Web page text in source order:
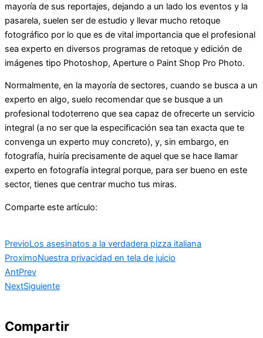
mayoría de sus reportajes, dejando a un lado los eventos y la
pasarela, suelen ser de estudio y llevar mucho retoque
fotográfico por lo que es de vital importancia que el profesional
sea experto en diversos programas de retoque y edición de
imágenes tipo Photoshop, Aperture o Paint Shop Pro Photo.
Normalmente, en la mayoría de sectores, cuando se busca a un
experto en algo, suelo recomendar que se busque a un
profesional todoterreno que sea capaz de ofrecerte un servicio
integral (a no ser que la especificación sea tan exacta que te
convenga un experto muy concreto), y, sin embargo, en
fotografía, huiría precisamente de aquel que se hace llamar
experto en fotografía integral porque, para ser bueno en este
sector, tienes que centrar mucho tus miras.
Comparte este artículo:
PrevioLos asesinatos a la verdadera pizza italiana
ProximoNuestra privacidad en tela de juicio
AntPrev
NextSiguiente
Compartir